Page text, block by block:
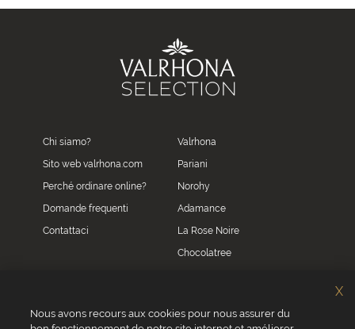
Chi siamo?
Sito web valrhona.com
Perché ordinare online?
Domande frequenti
Contattaci
Valrhona
Pariani
Norohy
Adamance
La Rose Noire
Chocolatree
Nous avons recours aux cookies pour nous assurer du
X